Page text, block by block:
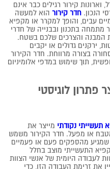
קירור רגילים כבר אינם
הנכון. חדר קירור הוא למעשה
עבים, והופך למקרר או מקפיא
מתמחה בתכנון ובבנייה של חדרי
המבנה והצרכים שלכם בשטח.
ירקנים גדולים או יקבים
בצורה מרווחת. חדר הקירור
תוך שימוש במדפי אלומיניום
פתרון לוגיסטי
תעשייתי נקודתי מייצר את
או מפעל. חדר הקירור משמש
מהספקים פעם או פעמיים
התעשייתי מוצב בחלל
לעבודה היומית של אנשי הצוות
את זרימת העבודה הזו, כדי